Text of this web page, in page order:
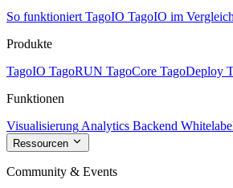
So funktioniert TagoIO TagoIO im Vergleich
Produkte
TagoIO TagoRUN TagoCore TagoDeploy
Funktionen
Visualisierung Analytics Backend
Ressourcen
Community & Events